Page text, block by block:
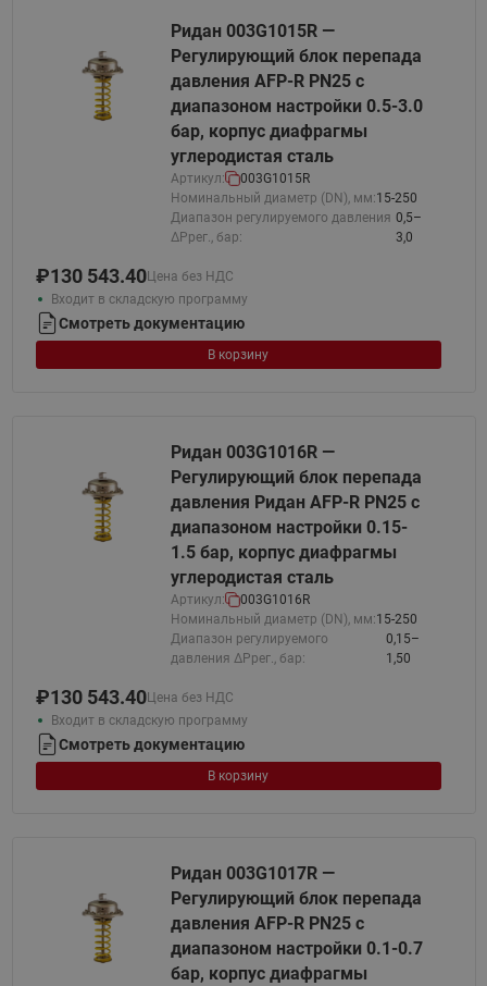
Ридан 003G1015R —
Регулирующий блок перепада
давления AFP-R PN25 с
диапазоном настройки 0.5-3.0
бар, корпус диафрагмы
углеродистая сталь
Артикул:
003G1015R
Номинальный диаметр (DN), мм:15-250
Диапазон регулируемого давления
ΔPрег., бар:
0,5–
3,0
₽130 543.40Цена без НДС
Входит в складскую программу
Смотреть документацию
В корзину
Ридан 003G1016R —
Регулирующий блок перепада
давления Ридан AFP-R PN25 с
диапазоном настройки 0.15-
1.5 бар, корпус диафрагмы
углеродистая сталь
Артикул:
003G1016R
Номинальный диаметр (DN), мм:15-250
Диапазон регулируемого
давления ΔPрег., бар:
0,15–
1,50
₽130 543.40Цена без НДС
Входит в складскую программу
Смотреть документацию
В корзину
Ридан 003G1017R —
Регулирующий блок перепада
давления AFP-R PN25 с
диапазоном настройки 0.1-0.7
бар, корпус диафрагмы